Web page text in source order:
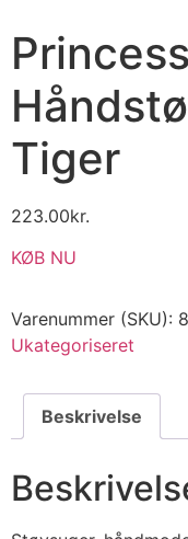
Princess
Tiger
223.00kr.
KØB NU
Varenummer (SKU):
Ukategoriseret
Beskrivelse